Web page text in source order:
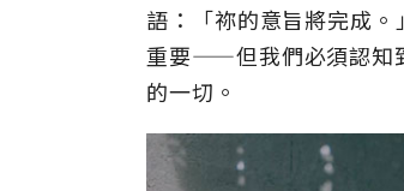
語：「祢的意旨將完成
重要——但我們必須認知
的一切。